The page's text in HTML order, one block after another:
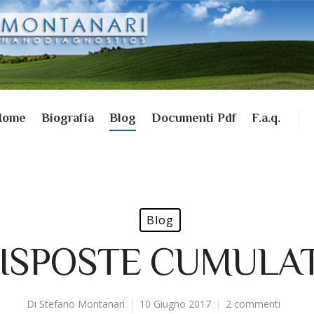
Biografia Blog Documenti Pdf F.a.q.
Blog
Di Stefano Montanari 10 Giugno 2017 2 commenti